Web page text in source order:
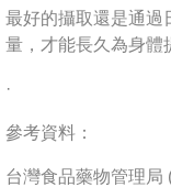
最好的攝取還是通過
量，才能長久為身體
·
參考資料：
台灣食品藥物管理局